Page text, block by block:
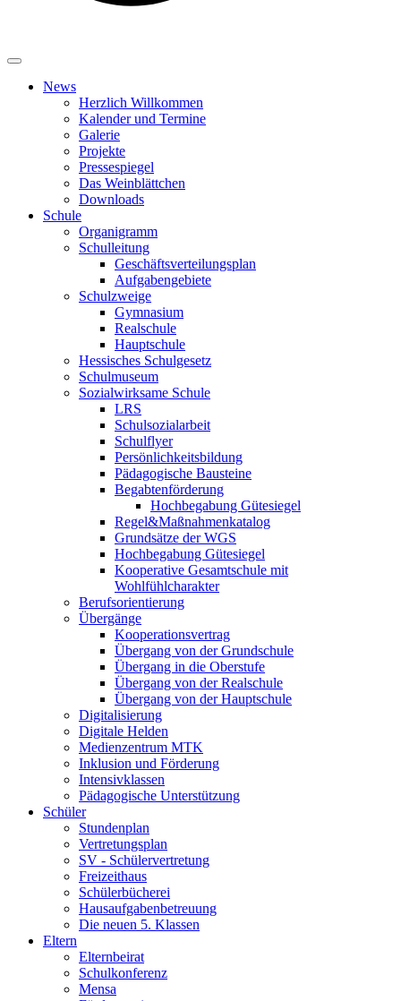
News
Herzlich Willkommen
Kalender und Termine
Galerie
Projekte
Pressespiegel
Das Weinblättchen
Downloads
Schule
Organigramm
Schulleitung
Geschäftsverteilungsplan
Aufgabengebiete
Schulzweige
Gymnasium
Realschule
Hauptschule
Hessisches Schulgesetz
Schulmuseum
Sozialwirksame Schule
LRS
Schulsozialarbeit
Schulflyer
Persönlichkeitsbildung
Pädagogische Bausteine
Begabtenförderung
Hochbegabung Gütesiegel
Regel&Maßnahmenkatalog
Grundsätze der WGS
Hochbegabung Gütesiegel
Kooperative Gesamtschule mit
Wohlfühlcharakter
Berufsorientierung
Übergänge
Kooperationsvertrag
Übergang von der Grundschule
Übergang in die Oberstufe
Übergang von der Realschule
Übergang von der Hauptschule
Digitalisierung
Digitale Helden
Medienzentrum MTK
Inklusion und Förderung
Intensivklassen
Pädagogische Unterstützung
Schüler
Stundenplan
Vertretungsplan
SV - Schülervertretung
Freizeithaus
Schülerbücherei
Hausaufgabenbetreuung
Die neuen 5. Klassen
Eltern
Elternbeirat
Schulkonferenz
Mensa